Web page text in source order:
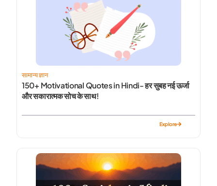
सामान्य ज्ञान
150+ Motivational Quotes in Hindi- हर सुबह नई ऊर्जा
और सकारात्मक सोच के साथ!
Explore